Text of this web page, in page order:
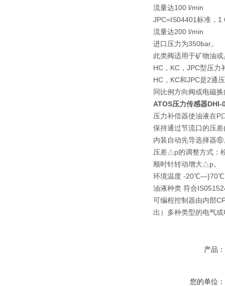
流量达100 l/min
JPC=IS04401标准，1
流量达200 l/min
进口压力为350bar。
此类阀适用于矿物油
HC，KC，JPC型压力
HC，KC和JPC是2通
同比例方向阀或电磁
ATOS压力传感器DHI-
压力补偿器使油液在
保持通过节流口的压
内装自动先导选择器
压差△p的调整方式：
顺时针转动增大△p。
环境温度 -20℃—}70℃
油液种类 符合
可编程控制器由内部
出）多种类型的电气
产品：
您的单位：